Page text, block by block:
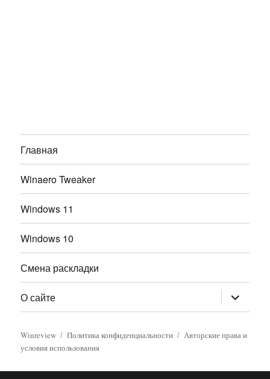
Главная
Winaero Tweaker
Windows 11
Windows 10
Смена раскладки
О сайте раскрыть
дочернее
меню
Winreview Политика конфиденциальности
Авторские права и
условия использования